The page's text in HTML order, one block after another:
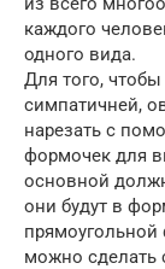
каждого
одного вида.
Для того,
симпатичней,
нарезать с
формочек для
основной
они будут в
можно сделать